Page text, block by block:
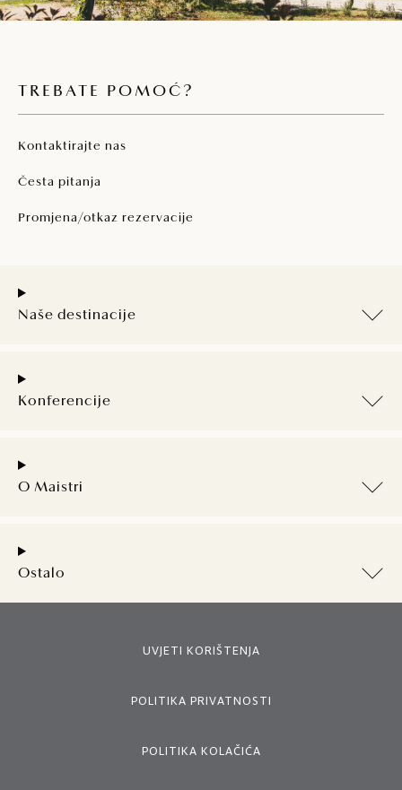
TREBATE POMOĆ?
Kontaktirajte nas
Česta pitanja
Promjena/otkaz rezervacije
Naše destinacije
Konferencije
O Maistri
Ostalo
UVJETI KORIŠTENJA
POLITIKA PRIVATNOSTI
POLITIKA KOLAČIĆA